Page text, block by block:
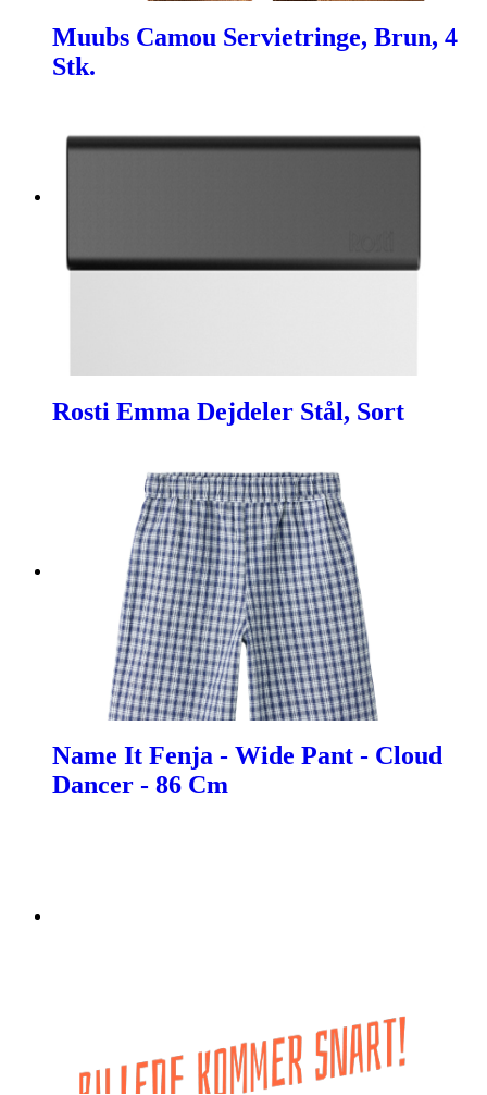
Muubs Camou Servietringe, Brun, 4
Stk.
Rosti Emma Dejdeler Stål, Sort
Name It Fenja - Wide Pant - Cloud
Dancer - 86 Cm